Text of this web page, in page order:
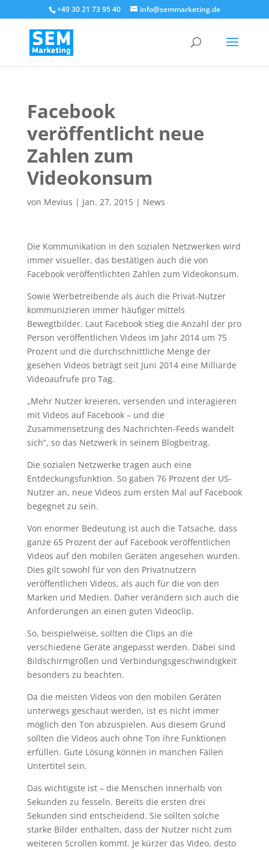
+49 30 21 73 95 40 info@semmarketing.de
Facebook
veröffentlicht neue
Zahlen zum
Videokonsum
von Mevius | Jan. 27, 2015| News
Die Kommunikation in den sozialen Netzwerken wird
immer visueller, das bestätigen auch die von
Facebook veröffentlichten Zahlen zum Videokonsum.
Sowie Werbetreibende als auch die Privat-Nutzer
kommunizieren immer häufiger mittels
Bewegtbilder. Laut Facebook stieg die Anzahl der pro
Person veröffentlichen Videos im Jahr 2014 um 75
Prozent und die durchschnittliche Menge der
gesehen Videos beträgt seit Juni 2014 eine Milliarde
Videoaufrufe pro Tag.
„Mehr Nutzer kreieren, versenden und interagieren
mit Videos auf Facebook – und die
Zusammensetzung des Nachrichten-Feeds wandelt
sich“, so das Netzwerk in seinem Blogbeitrag.
Die sozialen Netzwerke tragen auch eine
Entdeckungsfunktion. So gaben 76 Prozent der US-
Nutzer an, neue Videos zum ersten Mal auf Facebook
begegnet zu sein.
Von enormer Bedeutung ist auch die Tatsache, dass
ganze 65 Prozent der auf Facebook veröffentlichen
Videos auf den mobilen Geräten angesehen wurden.
Dies gilt sowohl für von den Privatnutzern
veröffentlichen Videos, als auch für die von den
Marken und Medien. Daher verändern sich auch die
Anforderungen an einen guten Videoclip.
So, beispielweise, sollten die Clips an die
verschiedene Geräte angepasst werden. Dabei sind
Bildschirmgrößen und Verbindungsgeschwindigkeit
besonders zu beachten.
Da die meisten Videos von den mobilen Geräten
unterwegs geschaut werden, ist es nicht immer
möglich den Ton abzuspielen. Aus diesem Grund
sollten die Videos auch ohne Ton ihre Funktionen
erfüllen. Gute Lösung können in manchen Fällen
Untertitel sein.
Das wichtigste ist – die Menschen innerhalb von
Sekunden zu fesseln. Bereits die ersten drei
Sekunden sind entscheidend. Sie sollten solche
starke Bilder enthalten, dass der Nutzer nicht zum
weiteren Scrollen kommt. Je kürzer das Video, desto